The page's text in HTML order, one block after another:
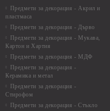
Предмети за декорация - Акрил и
пластмаса
Предмети за декорация - Дърво
Предмети за декорация - Мукава,
Картон и Хартия
Предмети за декорация - МДФ
Предмети за декорация -
Керамика и метал
Предмети за декорация -
Стирофом
Предмети за декорация - Стъкло